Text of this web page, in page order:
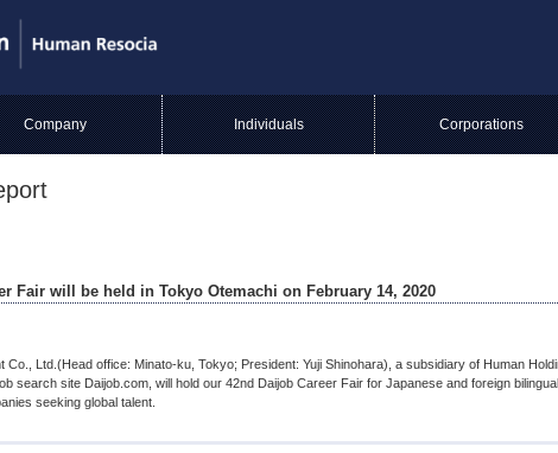
Company Individuals Corporations
Fair will be held in Tokyo Otemachi on February 14, 2020
Co., Ltd.(Head office: Minato-ku, Tokyo; President: Yuji Shinohara), a subsidiary of Human
search site Daijob.com, will hold our 42nd Daijob Career Fair for Japanese and foreign
seeking global talent.